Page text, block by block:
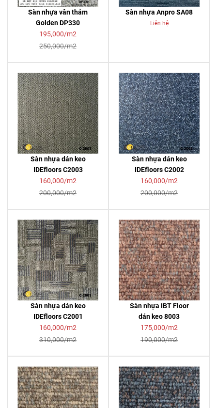
Sàn nhựa vân thảm
Golden DP330
195,000/m2
250,000/m2
Sàn nhựa Anpro SA08
Liên hệ
Sàn nhựa dán keo
IDEfloors C2003
160,000/m2
200,000/m2
Sàn nhựa dán keo
IDEfloors C2002
160,000/m2
200,000/m2
Sàn nhựa dán keo
IDEfloors C2001
160,000/m2
310,000/m2
Sàn nhựa IBT Floor
dán keo 8003
175,000/m2
190,000/m2